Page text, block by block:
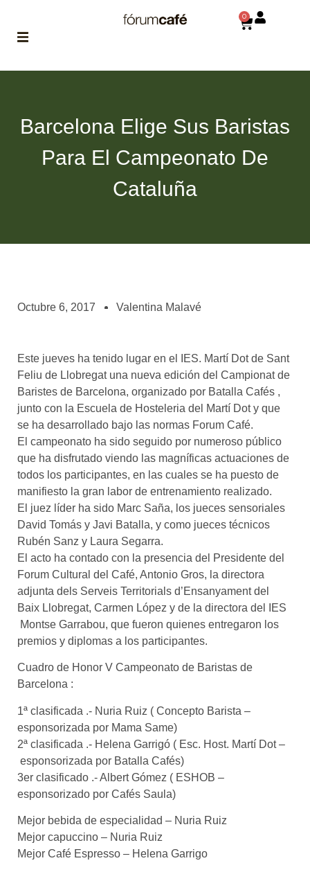
de fórum
asociados
el café siempre tiene
algo nuevo que
enseñarnos
BOLSA DE TRABAJO
¡te imaginas vivir de tu pasión
por el café?
CONTACTO
¡queremos saber
de ti!
0
Barcelona Elige Sus Baristas
Para El Campeonato De
Cataluña
Octubre 6, 2017 Valentina Malavé
Este jueves ha tenido lugar en el IES. Martí Dot de Sant
Feliu de Llobregat una nueva edición del Campionat de
Baristes de Barcelona, organizado por Batalla Cafés ,
junto con la Escuela de Hosteleria del Martí Dot y que
se ha desarrollado bajo las normas Forum Café.
El campeonato ha sido seguido por numeroso público
que ha disfrutado viendo las magníficas actuaciones de
todos los participantes, en las cuales se ha puesto de
manifiesto la gran labor de entrenamiento realizado.
El juez líder ha sido Marc Saña, los jueces sensoriales
David Tomás y Javi Batalla, y como jueces técnicos
Rubén Sanz y Laura Segarra.
El acto ha contado con la presencia del Presidente del
Forum Cultural del Café, Antonio Gros, la directora
adjunta dels Serveis Territorials d’Ensanyament del
Baix Llobregat, Carmen López y de la directora del IES
Montse Garrabou, que fueron quienes entregaron los
premios y diplomas a los participantes.
Cuadro de Honor V Campeonato de Baristas de
Barcelona :
1ª clasificada .- Nuria Ruiz ( Concepto Barista –
esponsorizada por Mama Same)
2ª clasificada .- Helena Garrigó ( Esc. Host. Martí Dot –
esponsorizada por Batalla Cafés)
3er clasificado .- Albert Gómez ( ESHOB –
esponsorizado por Cafés Saula)
Mejor bebida de especialidad – Nuria Ruiz
Mejor capuccino – Nuria Ruiz
Mejor Café Espresso – Helena Garrigo